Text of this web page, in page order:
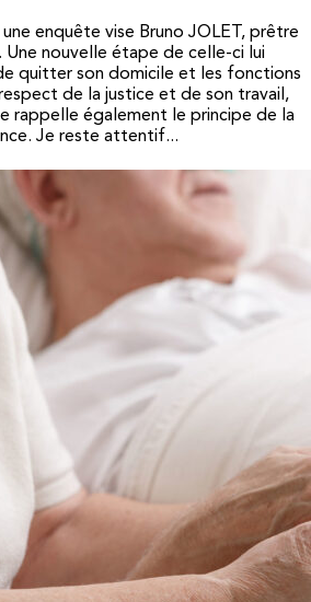
enquête vise Bruno JOLET, prêtre
Une nouvelle étape de celle-ci lui
quitter son domicile et les fonctions
de la justice et de son travail,
rappelle également le principe de la
Je reste attentif...